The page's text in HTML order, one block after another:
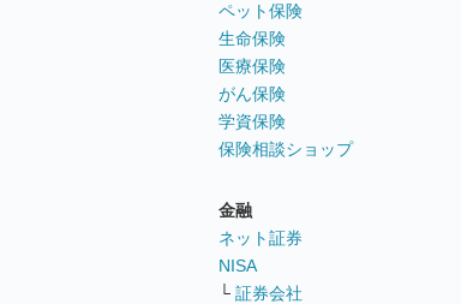
ペット保険
生命保険
医療保険
がん保険
学資保険
保険相談ショップ
金融
ネット証券
NISA
└ 証券会社